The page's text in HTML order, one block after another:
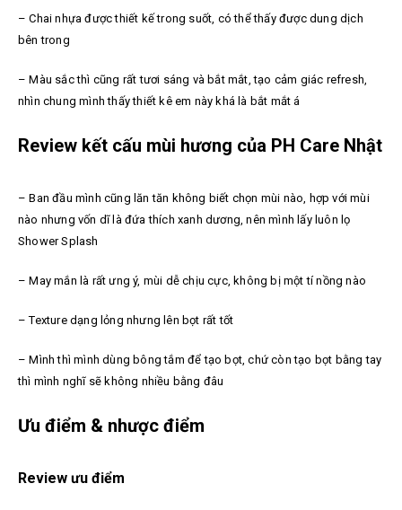
– Chai nhựa được thiết kế trong suốt, có thể thấy được dung dịch
bên trong
– Màu sắc thì cũng rất tươi sáng và bắt mắt, tạo cảm giác refresh,
nhìn chung mình thấy thiết kê em này khá là bắt mắt á
Review kết cấu mùi hương của PH Care Nhật
– Ban đầu mình cũng lăn tăn không biết chọn mùi nào, hợp với mùi
nào nhưng vốn dĩ là đứa thích xanh dương, nên mình lấy luôn lọ
Shower Splash
– May mắn là rất ưng ý, mùi dễ chịu cực, không bị một tí nồng nào
– Texture dạng lỏng nhưng lên bọt rất tốt
– Mình thì mình dùng bông tắm để tạo bọt, chứ còn tạo bọt bằng tay
thì mình nghĩ sẽ không nhiều bằng đâu
Ưu điểm & nhược điểm
Review ưu điểm